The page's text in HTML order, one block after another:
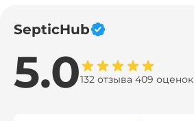
SepticHub
5.0132 отзыва 409 оценок